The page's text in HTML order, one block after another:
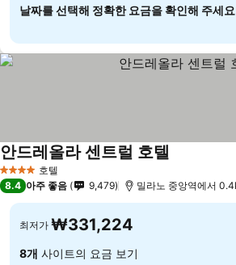
날짜를 선택해 정확한 요금을 확인해 주세
4 성급 호텔
안드레올라 센트럴 호텔
8.4 아주 좋음 9,479 밀라노 중앙역에서
최저가 ₩331,224
8개 사이트의 요금 보기